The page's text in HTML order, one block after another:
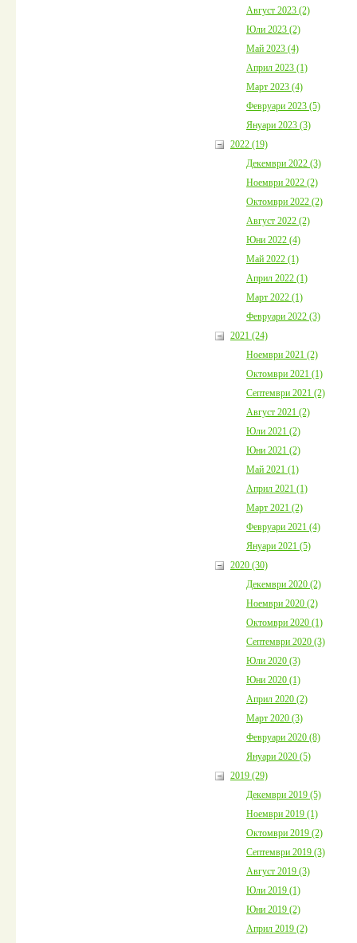
Август 2023 (2)
Юли 2023 (2)
Май 2023 (4)
Април 2023 (1)
Март 2023 (4)
Февруари 2023 (5)
Януари 2023 (3)
2022 (19)
Декември 2022 (3)
Ноември 2022 (2)
Октомври 2022 (2)
Август 2022 (2)
Юни 2022 (4)
Май 2022 (1)
Април 2022 (1)
Март 2022 (1)
Февруари 2022 (3)
2021 (24)
Ноември 2021 (2)
Октомври 2021 (1)
Септември 2021 (2)
Август 2021 (2)
Юли 2021 (2)
Юни 2021 (2)
Май 2021 (1)
Април 2021 (1)
Март 2021 (2)
Февруари 2021 (4)
Януари 2021 (5)
2020 (30)
Декември 2020 (2)
Ноември 2020 (2)
Октомври 2020 (1)
Септември 2020 (3)
Юли 2020 (3)
Юни 2020 (1)
Април 2020 (2)
Март 2020 (3)
Февруари 2020 (8)
Януари 2020 (5)
2019 (29)
Декември 2019 (5)
Ноември 2019 (1)
Октомври 2019 (2)
Септември 2019 (3)
Август 2019 (3)
Юли 2019 (1)
Юни 2019 (2)
Април 2019 (2)